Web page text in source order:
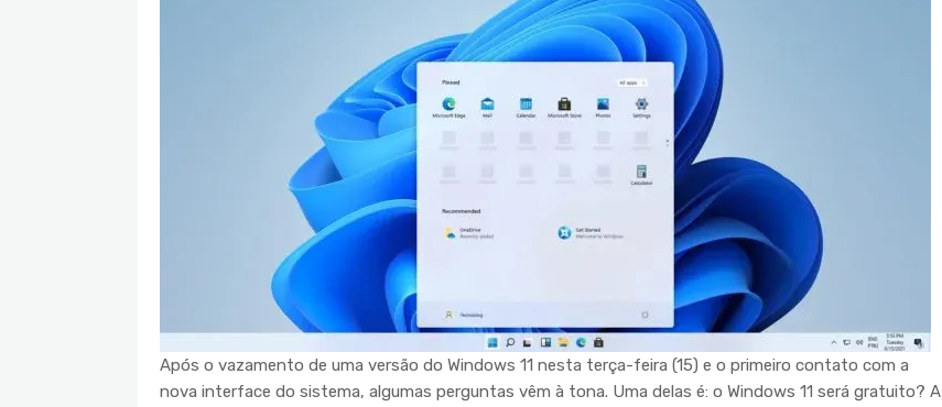
Após o vazamento de uma versão do Windows 11 nesta terça-feira (15) e o primeiro contato com a
nova interface do sistema, algumas perguntas vêm à tona. Uma delas é: o Windows 11 será gratuito? A